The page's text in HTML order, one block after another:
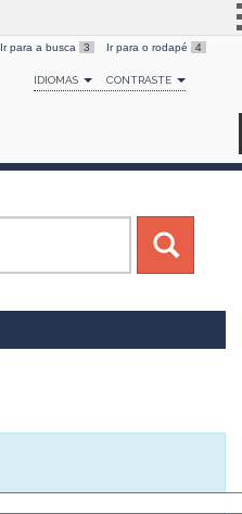
Simplifique!
Comunica BR
Canais
Ir para a busca 3 Ir para o rodapé 4
IDIOMAS CONTRASTE